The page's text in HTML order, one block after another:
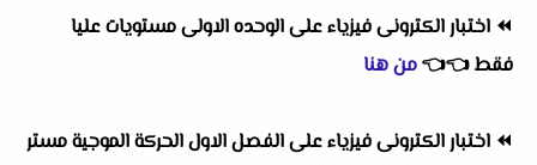
⏪ اختبار الكترونى فيزياء على الوحده الاولى مستويات عليا
فقط👈
👈من هنا
⏪ اختبار الكترونى فيزياء على الفصل الاول الحركة الموجية مستر